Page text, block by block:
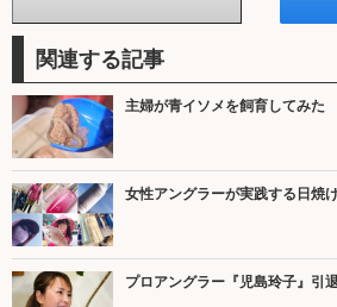
関連する記事
主婦が青イソメを飼育してみ
女性アングラーが実践する日焼
プロアングラー『児島玲子』